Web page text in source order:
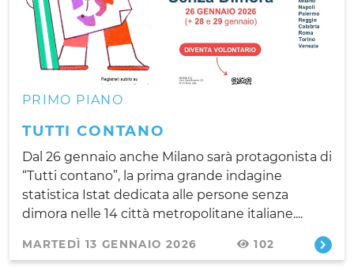
PRIMO PIANO
TUTTI CONTANO
Dal 26 gennaio anche Milano sarà protagonista di
“Tutti contano”, la prima grande indagine
statistica Istat dedicata alle persone senza
dimora nelle 14 città metropolitane italiane....
MARTEDÌ 13 GENNAIO 2026 102